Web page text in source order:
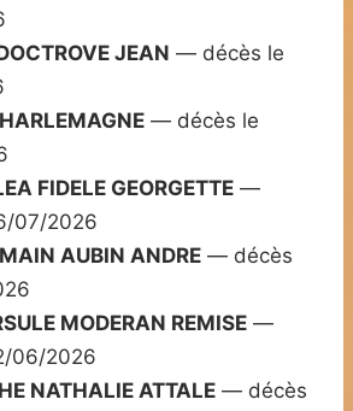
JEAN — décès le
— décès le
FIDELE GEORGETTE —
07/2026
AUBIN ANDRE — décès
MODERAN REMISE —
06/2026
NATHALIE ATTALE — décès